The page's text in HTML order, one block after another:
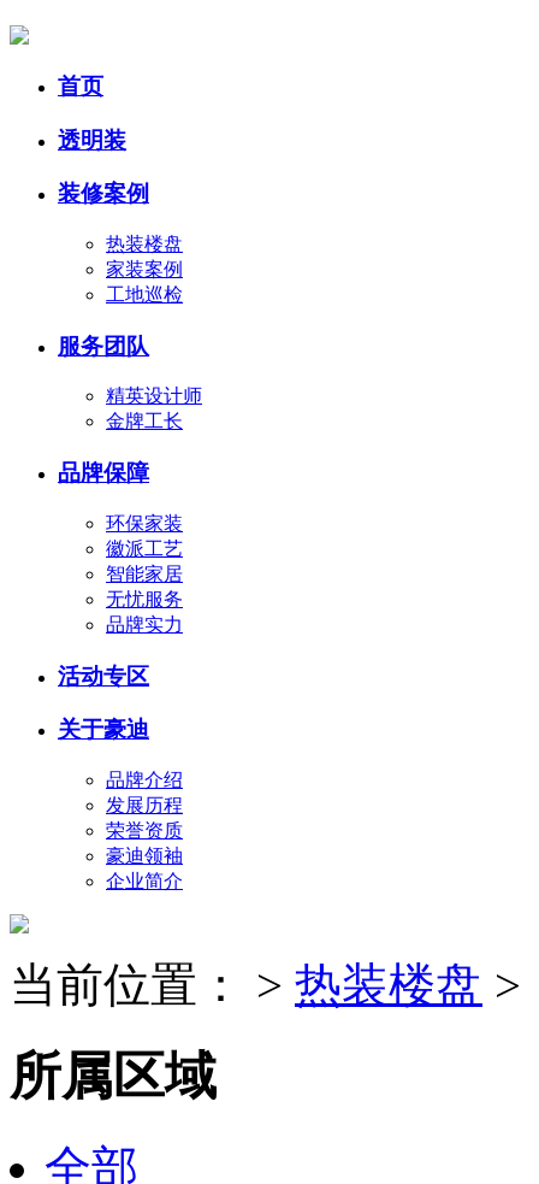
首页
透明装
装修案例
热装楼盘
家装案例
工地巡检
服务团队
精英设计师
金牌工长
品牌保障
环保家装
徽派工艺
智能家居
无忧服务
品牌实力
活动专区
关于豪迪
品牌介绍
发展历程
荣誉资质
豪迪领袖
企业简介
当前位置： > 热装楼盘 >
所属区域
全部